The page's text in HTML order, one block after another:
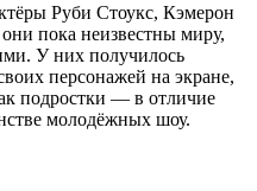
Руби Стоукс, Кэмерон
пока неизвестны миру,
У них получилось
персонажей на экране,
подростки — в отличие
молодёжных шоу.